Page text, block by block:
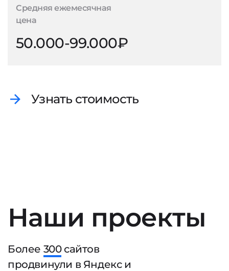
Средняя ежемесячная
цена
50.000-99.000₽
Узнать стоимость
Наши проекты
Более 300сайтов
продвинули в Яндекс и